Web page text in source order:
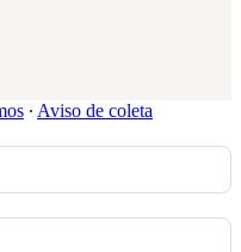
∙ Aviso de coleta